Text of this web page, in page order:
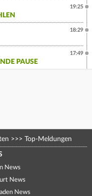
19:25
18:29
PAUSE
17:49
>>> Top-Meldungen
News
News
News